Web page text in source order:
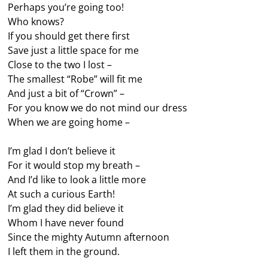
Perhaps you’re going too!
Who knows?
If you should get there first
Save just a little space for me
Close to the two I lost –
The smallest “Robe” will fit me
And just a bit of “Crown” –
For you know we do not mind our dress
When we are going home –
I’m glad I don’t believe it
For it would stop my breath –
And I’d like to look a little more
At such a curious Earth!
I’m glad they did believe it
Whom I have never found
Since the mighty Autumn afternoon
I left them in the ground.